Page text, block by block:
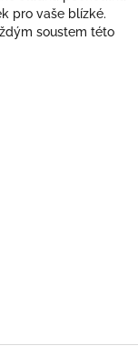
pro vaše blízké.
soustem této